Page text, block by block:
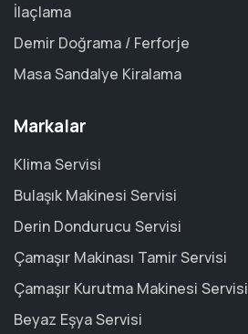
İlaçlama
Demir Doğrama / Ferforje
Masa Sandalye Kiralama
Markalar
Klima Servisi
Bulaşık Makinesi Servisi
Derin Dondurucu Servisi
Çamaşır Makinası Tamir Servisi
Çamaşır Kurutma Makinesi Servisi
Beyaz Eşya Servisi